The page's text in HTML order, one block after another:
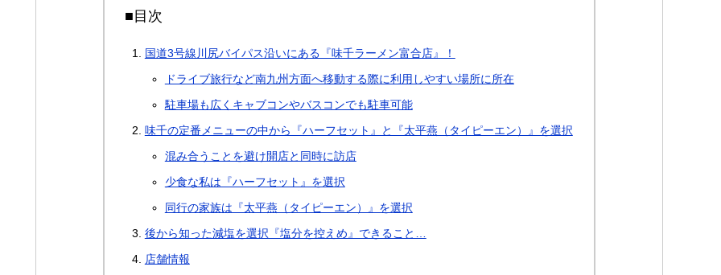
■目次
国道3号線川尻バイパス沿いにある『味千ラーメン富合店』！
ドライブ旅行など南九州方面へ移動する際に利用しやすい場所に所在
駐車場も広くキャブコンやバスコンでも駐車可能
味千の定番メニューの中から『ハーフセット』と『太平燕（タイピーエン）』を選択
混み合うことを避け開店と同時に訪店
少食な私は『ハーフセット』を選択
同行の家族は『太平燕（タイピーエン）』を選択
後から知った減塩を選択『塩分を控えめ』できること…
店舗情報